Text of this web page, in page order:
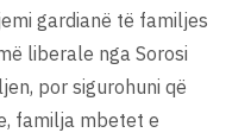
gardianë të familjes
liberale nga Sorosi
por sigurohuni që
familja mbetet e